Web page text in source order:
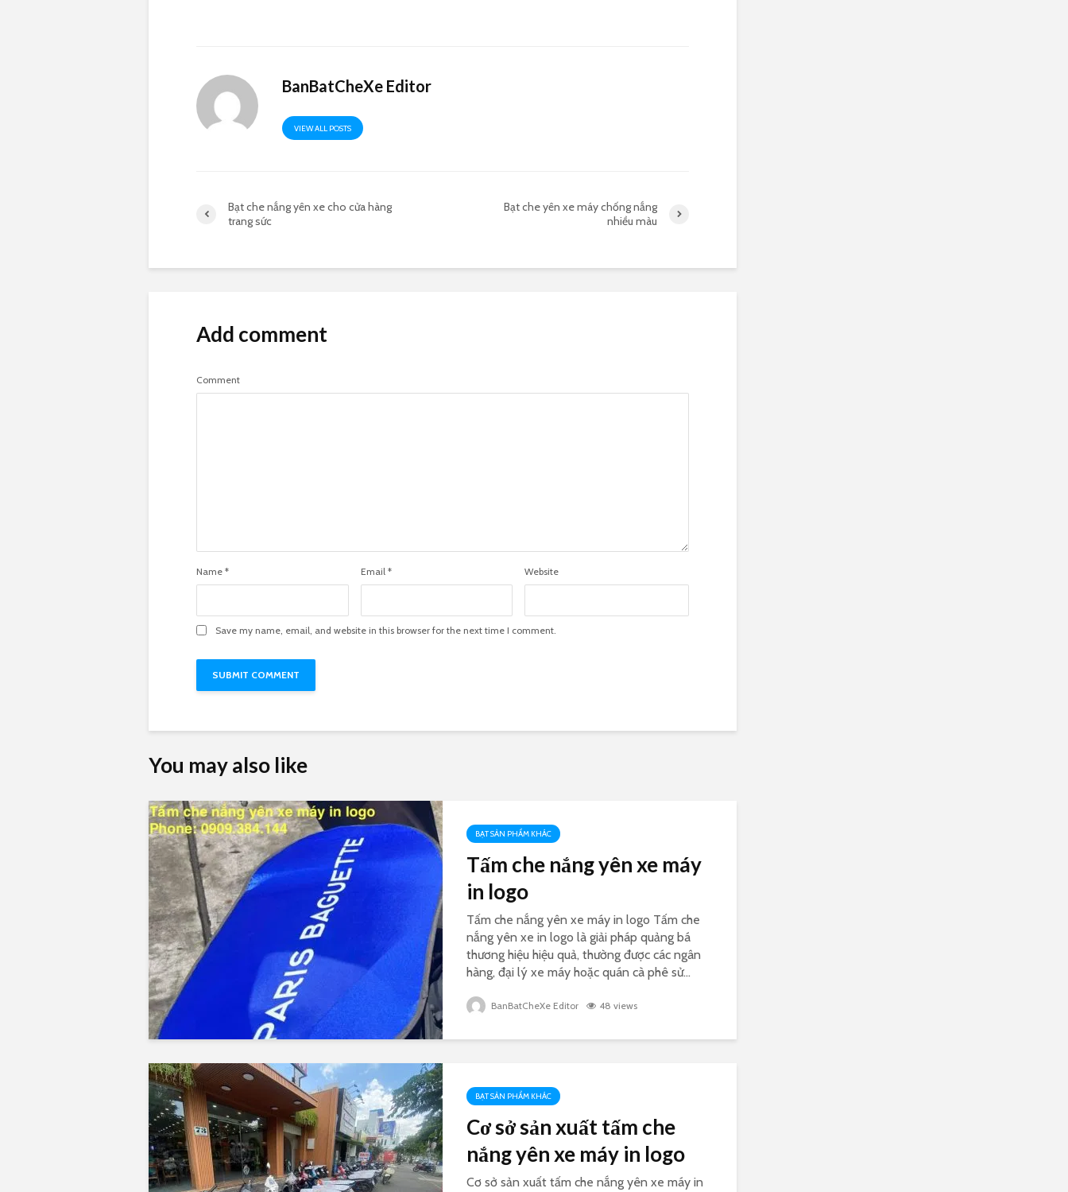
BanBatCheXe Editor
VIEW ALL POSTS
Bạt che nắng yên xe cho cửa hàng
trang sức
Bạt che yên xe máy chống nắng
nhiều màu
Add comment
Comment
Name * Email * Website
Save my name, email, and website in this browser for the next time I comment.
You may also like
BẠT SẢN PHẨM KHÁC
Tấm che nắng yên xe máy
in logo
Tấm che nắng yên xe máy in logo Tấm che
nắng yên xe in logo là giải pháp quảng bá
thương hiệu hiệu quả, thường được các ngân
hàng, đại lý xe máy hoặc quán cà phê sử...
BanBatCheXe Editor 48 views
BẠT SẢN PHẨM KHÁC
Cơ sở sản xuất tấm che
nắng yên xe máy in logo
Cơ sở sản xuất tấm che nắng yên xe máy in